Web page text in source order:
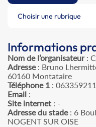
Choisir une rubrique
Informations
Nom de l’organisateur:
Adresse: Bruno
60160 Montataire
Téléphone 1 :
Email : -
Site internet : -
Adresse du stade: 6
NOGENT SUR OISE